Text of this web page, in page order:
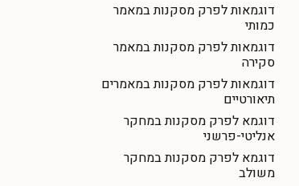
דוגמאות לפרק מסקנות במאמר
כמותי
דוגמאות לפרק מסקנות במאמר
סקירה
דוגמאות לפרק מסקנות במאמרים
תיאורטיים
דוגמא לפרק מסקנות במחקר
אנליטי-פרשני
דוגמא לפרק מסקנות במחקר
משולב